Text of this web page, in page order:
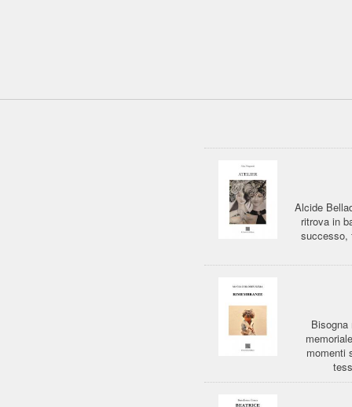
Alcide
ritrova in
successo,
momenti